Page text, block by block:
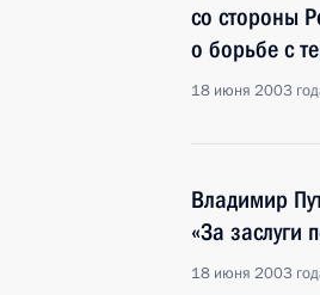
со стороны
о борьбе с
18 июня 2003
Владимир
«За заслуги
18 июня 2003